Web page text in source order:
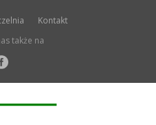
Kontakt
także na